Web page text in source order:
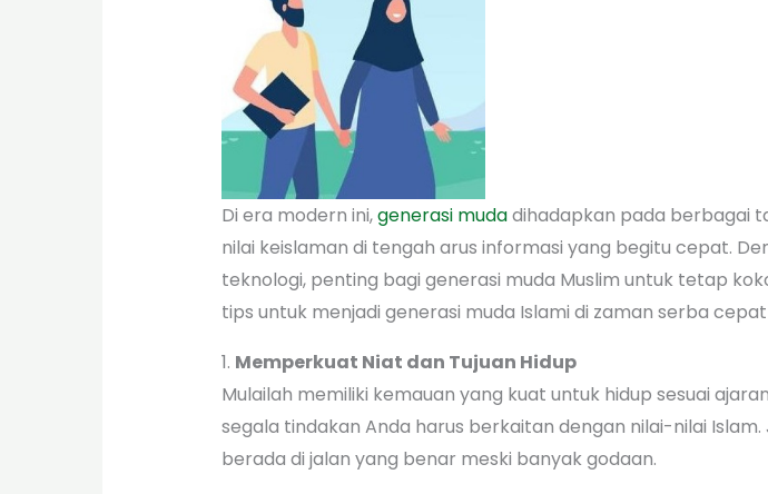
Di era modern ini,generasi mudadihadapkan pada berbagai
nilai keislaman di tengah arus informasi yang begitu cepat.
teknologi, penting bagi generasi muda Muslim untuk tetap
tips untuk menjadi generasi muda Islami di zaman serba cepat
1. Memperkuat Niat dan Tujuan Hidup
Mulailah memiliki kemauan yang kuat untuk hidup sesuai
segala tindakan Anda harus berkaitan dengan nilai-nilai
berada di jalan yang benar meski banyak godaan.